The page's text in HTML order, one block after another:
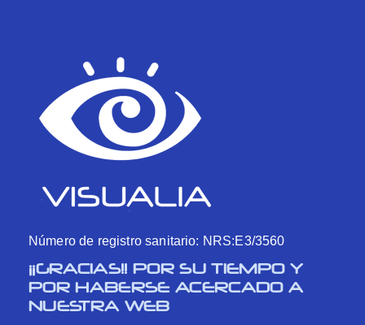
Número de registro sanitario: NRS:E3/3560
¡¡GRACIAS!! POR SU TIEMPO Y
POR HABERSE ACERCADO A
NUESTRA WEB